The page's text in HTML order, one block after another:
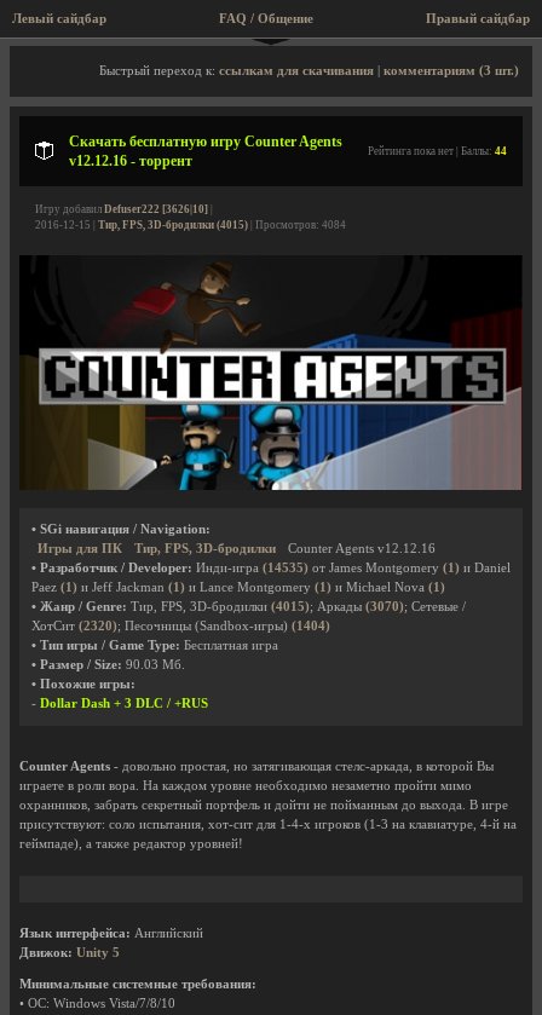
Левый сайдбар Правый сайдбар
FAQ / Общение
Описание игры, торрент, скриншоты, видео
Быстрый переход к: ссылкам для скачивания комментариям (3 шт.)
Скачать бесплатную игру Counter Agents
v12.12.16 - торрент
Рейтинга пока нет | Баллы: 44
Игру добавил Defuser222 [3626|10]
2016-12-15 | Тир, FPS, 3D-бродилки (4015) | Просмотров: 4084
• SGi навигация / Navigation:
Игры для ПК
Тир, FPS, 3D-бродилки
Counter Agents v12.12.16
• Разработчик / Developer: Инди-игра (14535) от James Montgomery (1) и Daniel
Paez (1) и Jeff Jackman (1) и Lance Montgomery (1) и Michael Nova (1)
• Жанр / Genre: Тир, FPS, 3D-бродилки (4015); Аркады (3070); Сетевые /
ХотСит (2320); Песочницы (Sandbox-игры) (1404)
• Тип игры / Game Type: Бесплатная игра
• Размер / Size: 90.03 Мб.
• Похожие игры:
- Dollar Dash + 3 DLC / +RUS
Counter Agents - довольно простая, но затягивающая стелс-аркада, в которой Вы
играете в роли вора. На каждом уровне необходимо незаметно пройти мимо
охранников, забрать секретный портфель и дойти не пойманным до выхода. В игре
присутствуют: соло испытания, хот-сит для 1-4-х игроков (1-3 на клавиатуре, 4-й на
геймпаде), а также редактор уровней!
Язык интерфейса: Английский
Движок: Unity 5
Минимальные системные требования:
• ОС: Windows Vista/7/8/10